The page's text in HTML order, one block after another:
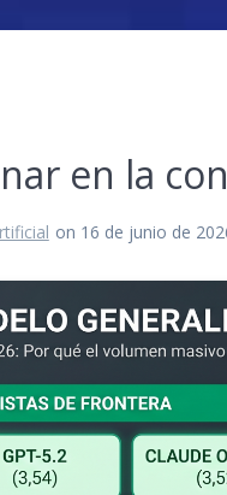
en la
on 16 de junio de